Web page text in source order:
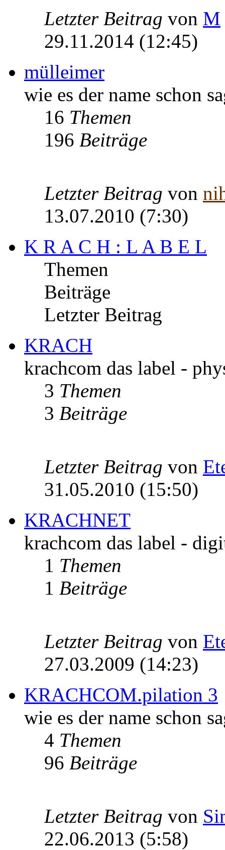
Letzter Beitrag von M
29.11.2014 (12:45)
mülleimer
wie es der name schon
16 Themen
196 Beiträge
Letzter Beitrag von
13.07.2010 (7:30)
K R A C H : L A B E L
Themen
Beiträge
Letzter Beitrag
KRACH
krachcom das label -
3 Themen
3 Beiträge
Letzter Beitrag von
31.05.2010 (15:50)
KRACHNET
krachcom das label -
1 Themen
1 Beiträge
Letzter Beitrag von
27.03.2009 (14:23)
KRACHCOM.pilation 3
wie es der name schon
4 Themen
96 Beiträge
Letzter Beitrag von
22.06.2013 (5:58)